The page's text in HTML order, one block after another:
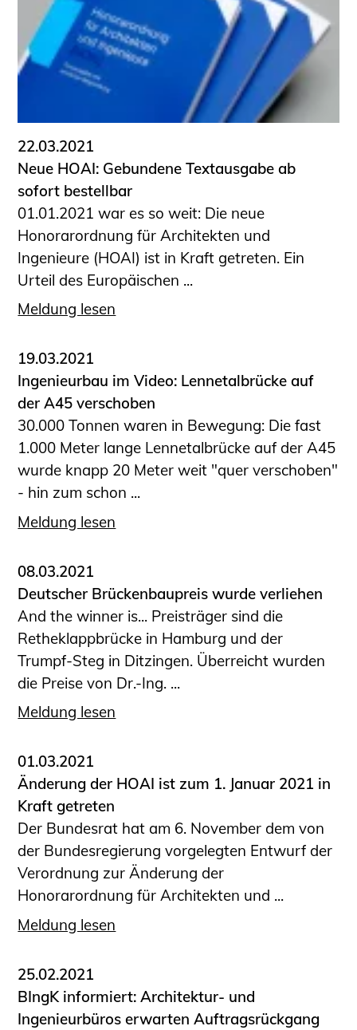
22.03.2021
Neue HOAI: Gebundene Textausgabe ab
sofort bestellbar
01.01.2021 war es so weit: Die neue
Honorarordnung für Architekten und
Ingenieure (HOAI) ist in Kraft getreten. Ein
Urteil des Europäischen ...
Meldung lesen
19.03.2021
Ingenieurbau im Video: Lennetalbrücke auf
der A45 verschoben
30.000 Tonnen waren in Bewegung: Die fast
1.000 Meter lange Lennetalbrücke auf der A45
wurde knapp 20 Meter weit "quer verschoben"
- hin zum schon ...
Meldung lesen
08.03.2021
Deutscher Brückenbaupreis wurde verliehen
And the winner is... Preisträger sind die
Retheklappbrücke in Hamburg und der
Trumpf-Steg in Ditzingen. Überreicht wurden
die Preise von Dr.-Ing. ...
Meldung lesen
01.03.2021
Änderung der HOAI ist zum 1. Januar 2021 in
Kraft getreten
Der Bundesrat hat am 6. November dem von
der Bundesregierung vorgelegten Entwurf der
Verordnung zur Änderung der
Honorarordnung für Architekten und ...
Meldung lesen
25.02.2021
BIngK informiert: Architektur- und
Ingenieurbüros erwarten Auftragsrückgang